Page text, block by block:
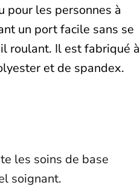
pour les personnes à
un port facile sans se
roulant. Il est fabriqué à
et de spandex.
les soins de base
soignant.